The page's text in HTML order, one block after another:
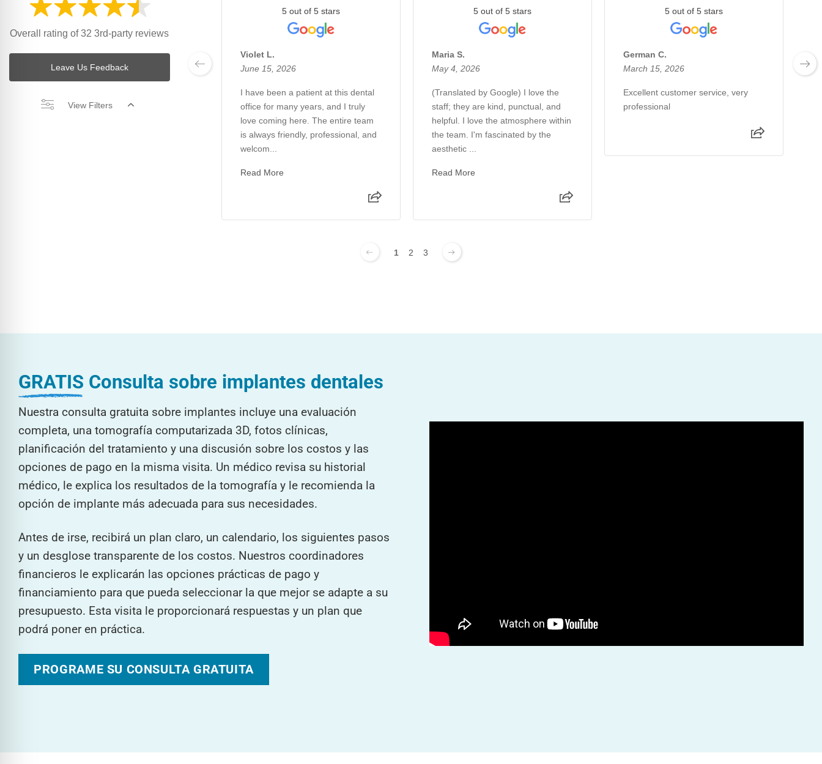
Overall rating of 32 3rd-party reviews
Leave Us Feedback
View Filters
5 out of 5 stars
Violet L.
June 15, 2026
I have been a patient at this dental
office for many years, and I truly
love coming here. The entire team
is always friendly, professional, and
welcom...
Read More
5 out of 5 stars
Maria S.
May 4, 2026
(Translated by Google) I love the
staff; they are kind, punctual, and
helpful. I love the atmosphere within
the team. I'm fascinated by the
aesthetic ...
Read More
5 out of 5 stars
German C.
March 15, 2026
Excellent customer service, very
professional
1 2 3
GRATIS Consulta sobre implantes dentales
Nuestra consulta gratuita sobre implantes incluye una evaluación
completa, una tomografía computarizada 3D, fotos clínicas,
planificación del tratamiento y una discusión sobre los costos y las
opciones de pago en la misma visita. Un médico revisa su historial
médico, le explica los resultados de la tomografía y le recomienda la
opción de implante más adecuada para sus necesidades.
Antes de irse, recibirá un plan claro, un calendario, los siguientes pasos
y un desglose transparente de los costos. Nuestros coordinadores
financieros le explicarán las opciones prácticas de pago y
financiamiento para que pueda seleccionar la que mejor se adapte a su
presupuesto. Esta visita le proporcionará respuestas y un plan que
podrá poner en práctica.
PROGRAME SU CONSULTA GRATUITA